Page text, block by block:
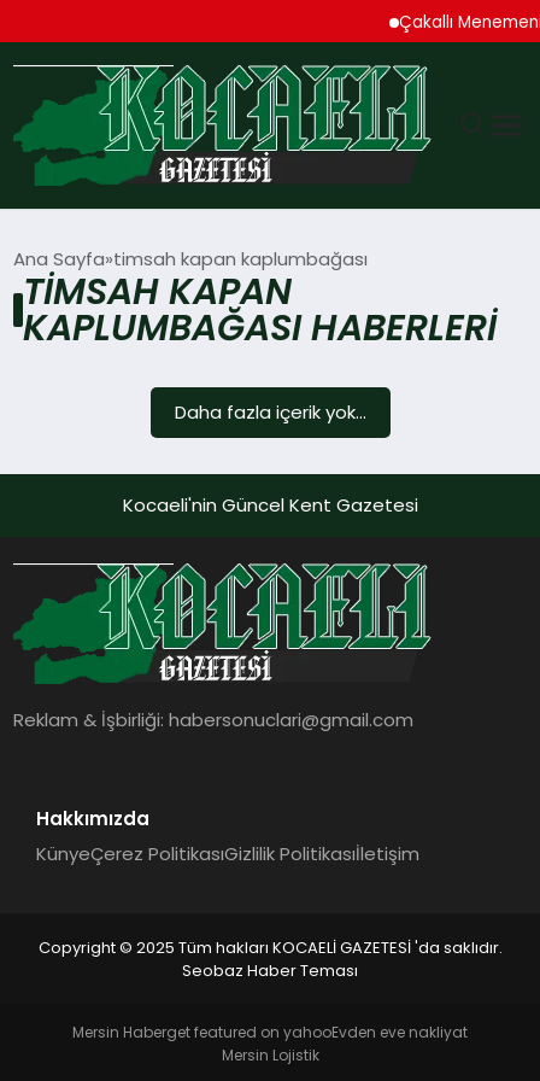
Çakallı
TEKNOLOJI
YAŞAM
DÜNYA
Ana Sayfa timsah kapan kaplumbağası
TIMSAH KAPAN
KAPLUMBAĞASI HABERLERI
Daha fazla içerik yok...
Kocaeli'nin Güncel Kent Gazetesi
Reklam & İşbirliği:habersonuclari@gmail.com
Hakkımızda
KünyeÇerez PolitikasıGizlilik Politikasıİletişim
Copyright © 2025 Tüm hakları KOCAELİ GAZETESİ 'da saklıdır.
Seobaz Haber Teması
Mersin Haberget featured on yahooEvden eve nakliyat
Mersin Lojistik